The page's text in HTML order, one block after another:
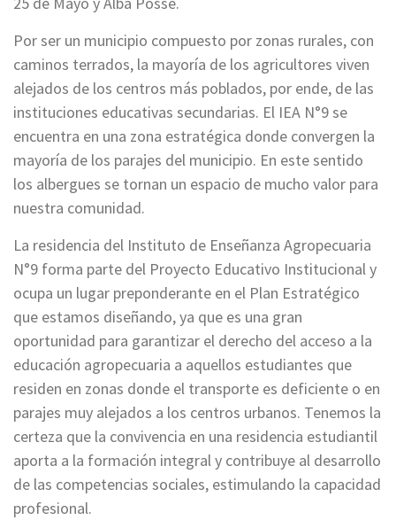
Por ser un municipio compuesto por zonas rurales, con
caminos terrados, la mayoría de los agricultores viven
alejados de los centros más poblados, por ende, de las
instituciones educativas secundarias. El IEA N°9 se
encuentra en una zona estratégica donde convergen la
mayoría de los parajes del municipio. En este sentido
los albergues se tornan un espacio de mucho valor para
nuestra comunidad.
La residencia del Instituto de Enseñanza Agropecuaria
N°9 forma parte del Proyecto Educativo Institucional y
ocupa un lugar preponderante en el Plan Estratégico
que estamos diseñando, ya que es una gran
oportunidad para garantizar el derecho del acceso a la
educación agropecuaria a aquellos estudiantes que
residen en zonas donde el transporte es deficiente o en
parajes muy alejados a los centros urbanos. Tenemos la
certeza que la convivencia en una residencia estudiantil
aporta a la formación integral y contribuye al desarrollo
de las competencias sociales, estimulando la capacidad
profesional.